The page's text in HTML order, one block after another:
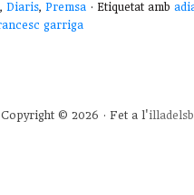
, Diaris, Premsa · Etiquetat amb
garriga
Copyright © 2026 · Fet a l'